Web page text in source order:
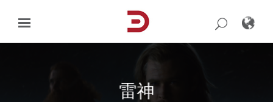
content
雷神